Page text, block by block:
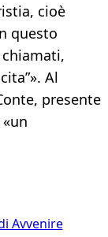
cioè
questo
Al
presente
Avvenire